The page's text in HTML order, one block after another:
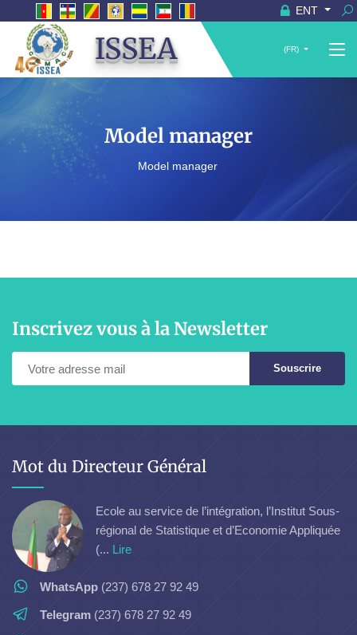
ENT
ISSEA (FR)
Model manager
Model manager
Inscrivez vous à la Newsletter
Souscrire
Mot du Directeur Général
Ecole au service de l’intégration, l’Institut Sous-
régional de Statistique et d’Economie Appliquée
(... Lire
WhatsApp (237) 678 27 92 49
Telegram (237) 678 27 92 49